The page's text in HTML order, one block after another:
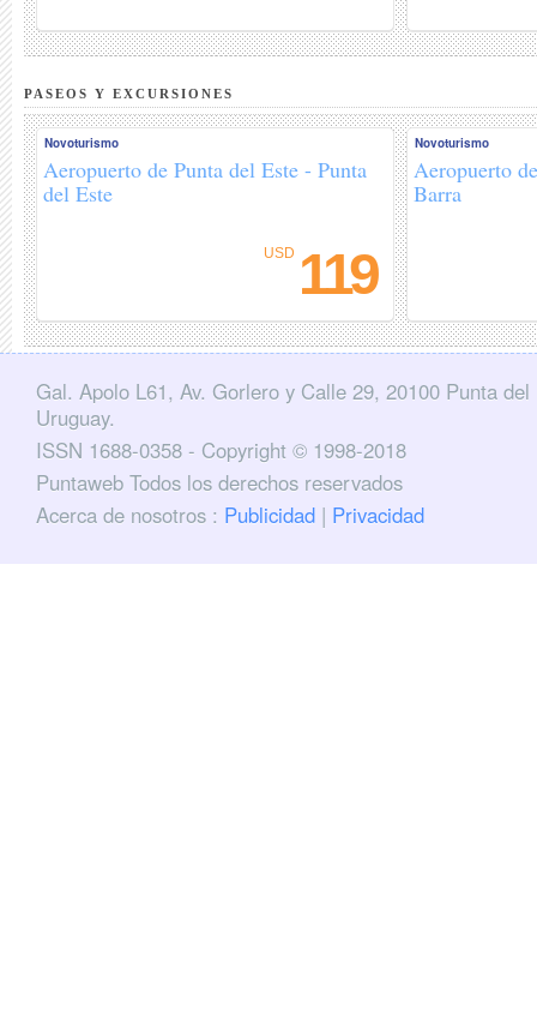
PASEOS Y EXCURSIONES
Novoturismo
Aeropuerto de Punta del Este - Punta
del Este
USD 119
Novoturismo
Aeropuerto
Barra
Gal. Apolo L61, Av. Gorlero y Calle 29, 20100 Punta del
Uruguay.
ISSN 1688-0358 - Copyright © 1998-2018
Puntaweb Todos los derechos reservados
Acerca de nosotros : Publicidad | Privacidad
Twitter